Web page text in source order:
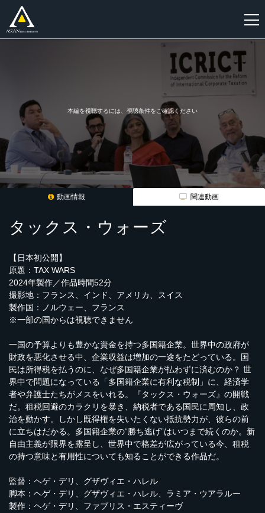
本編を視聴するには、視聴条件をご確認ください
動画情報 関連動画
タックス・ウォーズ
【日本初公開】
原題：TAX WARS
2024年製作／作品時間52分
撮影地：フランス、インド、アメリカ、スイス
製作国：ノルウェー、フランス
※一部の国からは視聴できません
一国の予算よりも豊かな資金を持つ多国籍企業。世界中の政府が
財政を悪化させる中、企業収益は増加の一途をたどっている。国
民は所得税を払うのに、なぜ多国籍企業が払わずに済むのか？ 世
界中で問題になっている「多国籍企業に有利な税制」に、経済学
者や弁護士たちがメスをいれる。『タックス・ウォーズ』の開戦
だ。租税回避のカラクリを暴き、納税者である国民に周知し、政
治を動かす。しかし既得権を失いたくない抵抗勢力が、彼らの前
に立ちはだかる。多国籍企業の“勝ち逃げ”はいつまで続くのか。新
自由主義が限界を露呈し、世界中で格差が広がっている今、租税
の持つ意味と有用性についても知ることができる作品だ。
監督：ヘゲ・デリ、グザヴィエ・ハレル
脚本：ヘゲ・デリ、グザヴィエ・ハレル、ラミア・ウアラルー
製作：ヘゲ・デリ、ファブリス・エスティーヴ